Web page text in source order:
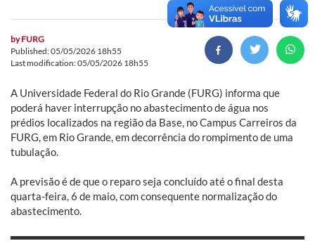
byFURG
Published: 05/05/2026 18h55
Last modification: 05/05/2026 18h55
A Universidade Federal do Rio Grande (FURG) informa que
poderá haver interrupção no abastecimento de água nos
prédios localizados na região da Base, no Campus Carreiros da
FURG, em Rio Grande, em decorrência do rompimento de uma
tubulação.
A previsão é de que o reparo seja concluído até o final desta
quarta-feira, 6 de maio, com consequente normalização do
abastecimento.